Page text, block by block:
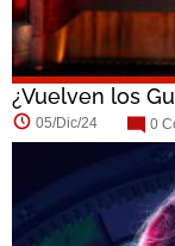
¿Vuelven los
05/Dic/24 0